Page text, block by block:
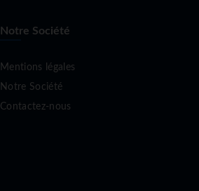
Notre Société
Mentions légales
Notre Société
Contactez-nous